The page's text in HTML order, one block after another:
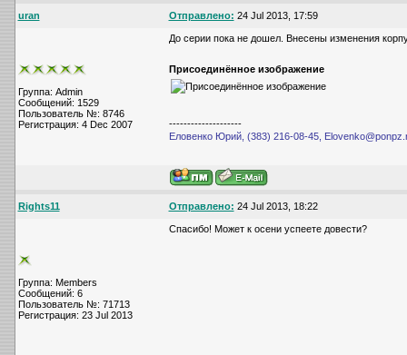
uran Отправлено: 24 Jul 2013, 17:59
Группа: Admin
Сообщений: 1529
Пользователь №: 8746
Регистрация: 4 Dec 2007
До серии пока не дошел. Внесены изменения
Присоединённое изображение
--------------------
Еловенко Юрий, (383) 216-08-45,
Rights11 Отправлено: 24 Jul 2013, 18:22
Группа: Members
Сообщений: 6
Пользователь №: 71713
Регистрация: 23 Jul 2013
Спасибо! Может к осени успеете довести?